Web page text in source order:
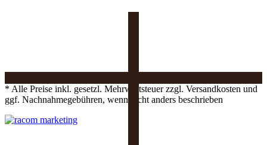
* Alle Preise inkl. gesetzl. Mehrwertsteuer zzgl. Versandkosten und
ggf. Nachnahmegebühren, wenn nicht anders beschrieben